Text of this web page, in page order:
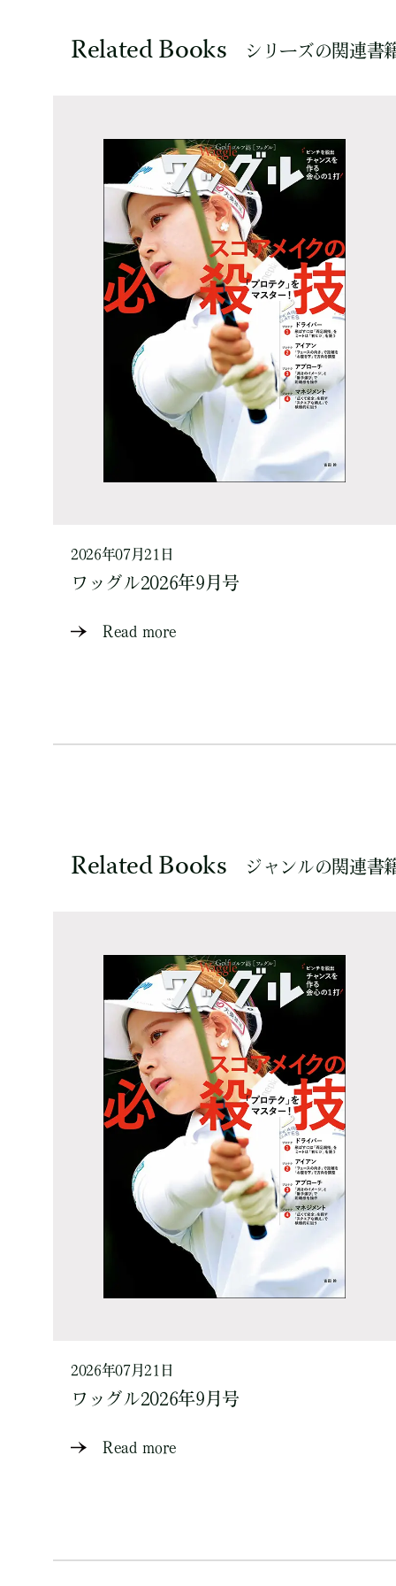
Related Books シリーズの関連書
2026年07月21日
ワッグル2026年9月号
Read more
Related Books ジャンルの関連書
2026年07月21日
ワッグル2026年9月号
Read more